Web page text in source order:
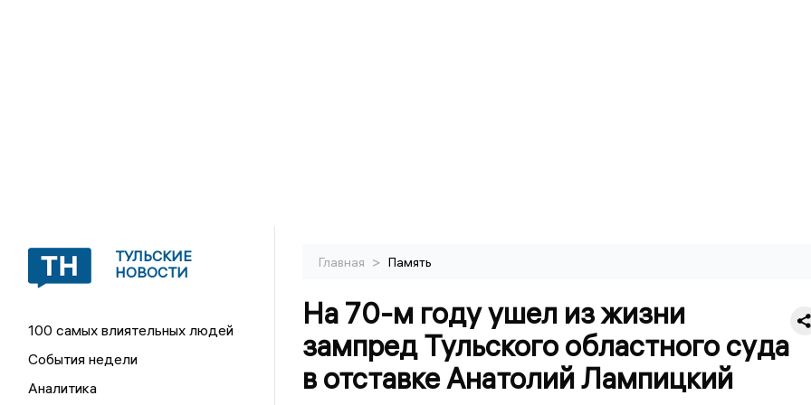
ТУЛЬСКИЕ
НОВОСТИ
100 самых влиятельных людей
События недели
Аналитика
Главная > Память
На 70-м году ушел из жизни
зампред Тульского областного суда
в отставке Анатолий Лампицкий